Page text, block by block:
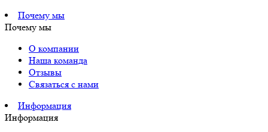
Почему мы
Почему мы
О компании
Наша команда
Отзывы
Связаться с нами
Информация
Информация